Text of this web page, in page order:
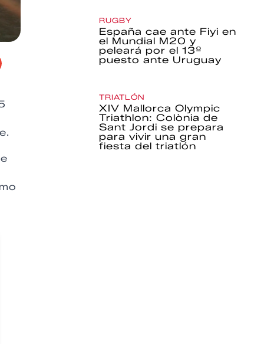
RUGBY
España cae ante Fiyi en
el Mundial M20 y
peleará por el 13º
puesto ante Uruguay
TRIATLÓN
XIV Mallorca Olympic
Triathlon: Colònia de
Sant Jordi se prepara
para vivir una gran
fiesta del triatlón